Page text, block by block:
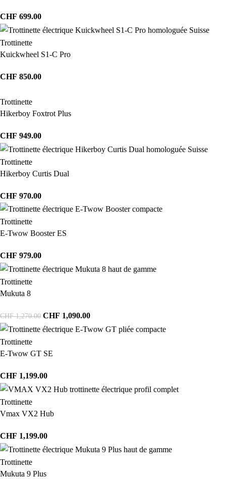
CHF 699.00
Trottinette
Kuickwheel S1-C Pro
CHF 850.00
Trottinette
Hikerboy Foxtrot Plus
CHF 949.00
Trottinette
Hikerboy Curtis Dual
CHF 970.00
Trottinette
E-Twow Booster ES
CHF 979.00
Trottinette
Mukuta 8
CHF1,270.00 CHF 1,090.00
Trottinette
E-Twow GT SE
CHF 1,199.00
Trottinette
Vmax VX2 Hub
CHF 1,199.00
Trottinette
Mukuta 9 Plus